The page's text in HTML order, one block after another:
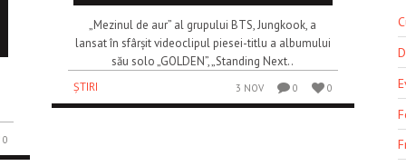
0
„Mezinul de aur” al grupului BTS, Jungkook, a
lansat în sfârșit videoclipul piesei-titlu a albumului
său solo „GOLDEN”, „Standing Next..
ȘTIRI
3 NOV 0 0